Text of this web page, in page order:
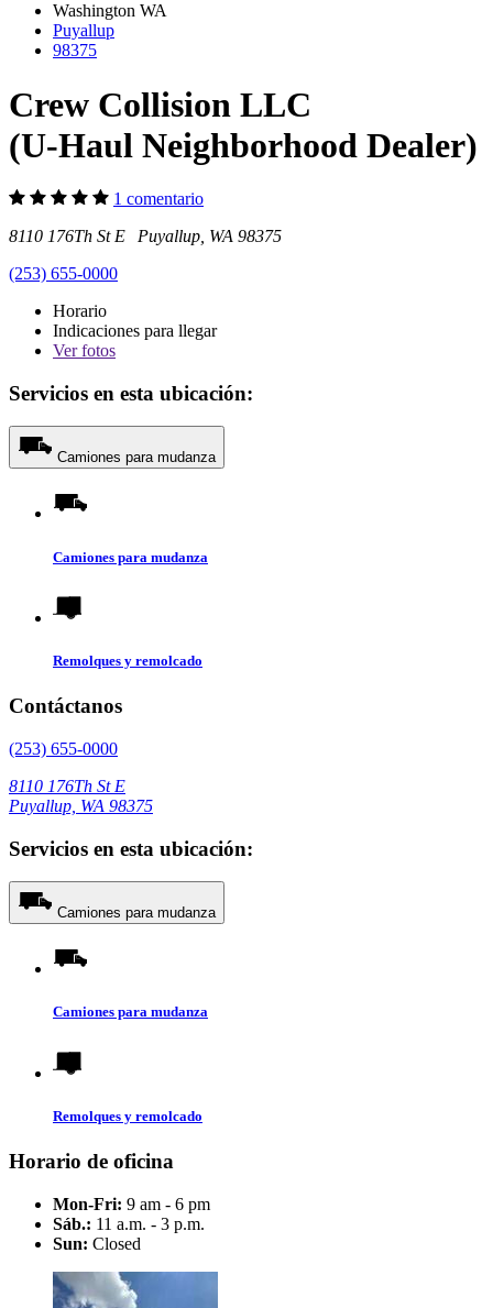
Washington WA
Puyallup
98375
Crew Collision LLC
(U-Haul Neighborhood Dealer)
1 comentario
8110 176Th St E Puyallup, WA 98375
(253) 655-0000
Horario
Indicaciones para llegar
Verfotos
Servicios en esta ubicación:
Camiones para mudanza
Camiones para mudanza
Remolques y remolcado
Contáctanos
(253) 655-0000
8110 176Th St E
Puyallup, WA 98375
Servicios en esta ubicación:
Camiones para mudanza
Camiones para mudanza
Remolques y remolcado
Horario de oficina
Mon-Fri: 9 am - 6 pm
Sáb.: 11 a.m. - 3 p.m.
Sun: Closed